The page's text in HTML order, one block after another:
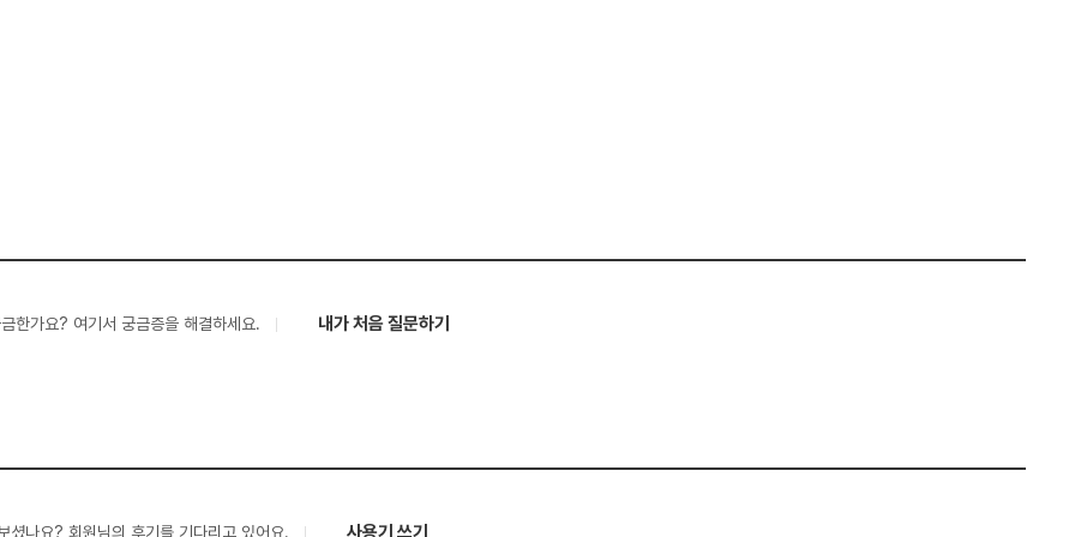
한가요? 여기서 궁금증을 해결하세요. 내가 처음 질문하기
셨나요? 회원님의 후기를 기다리고 있어요. 사용기 쓰기